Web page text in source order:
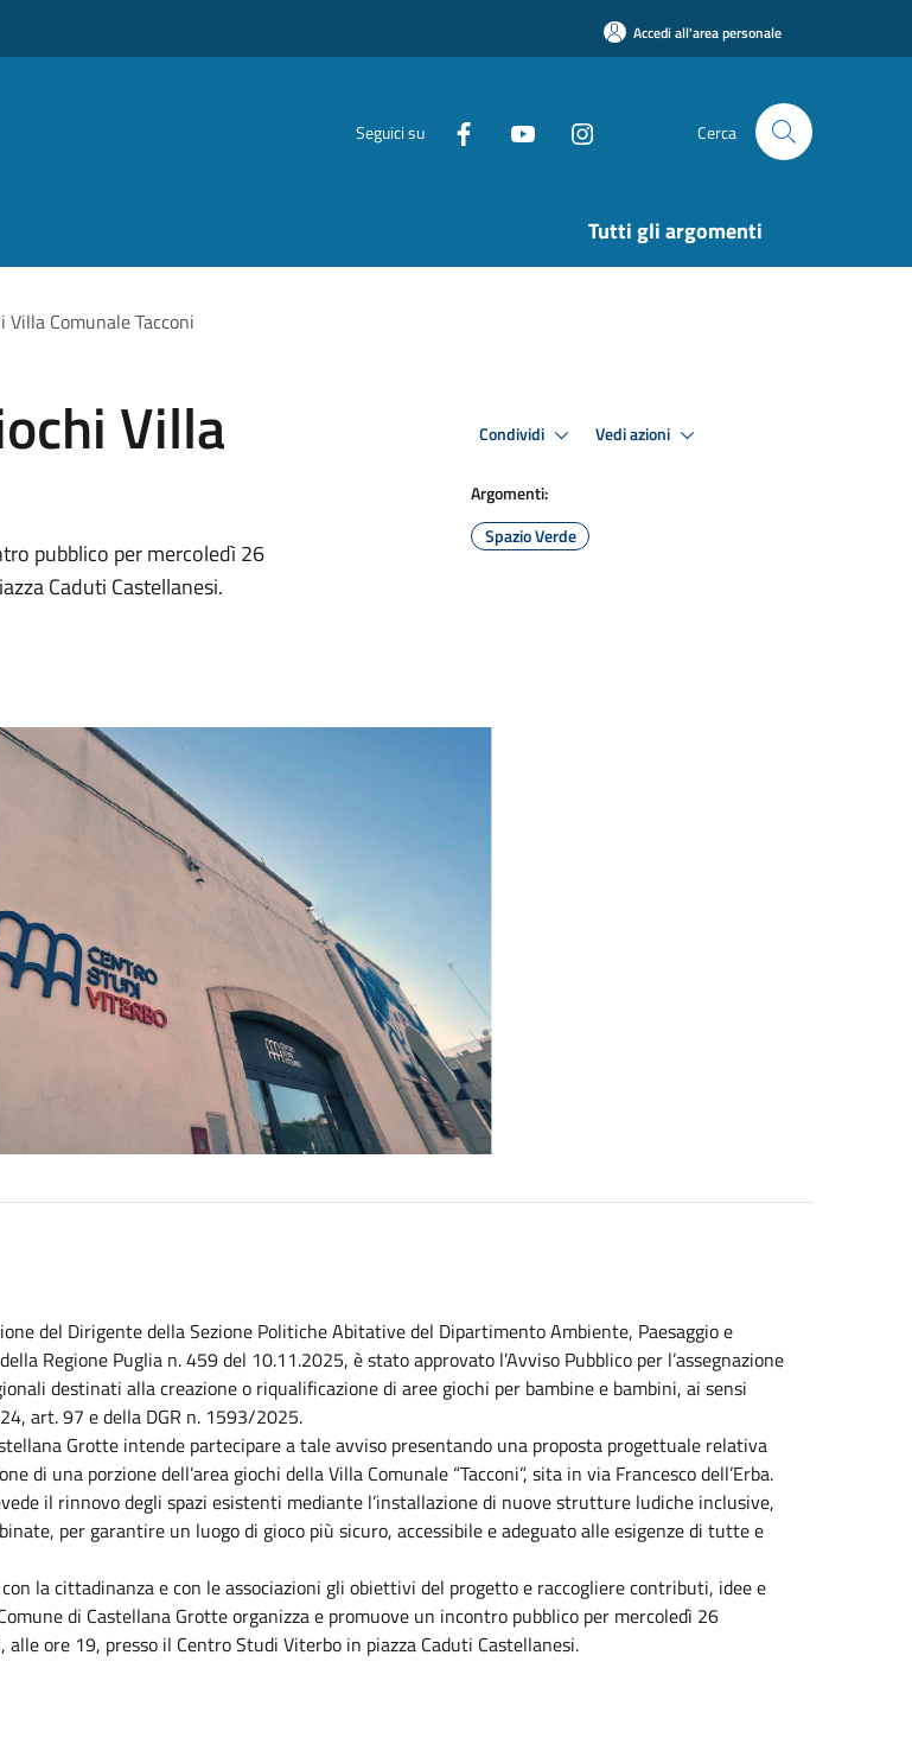
Accedi all'area personale
Seguici su Cerca
Tutti gli argomenti
Comunale Tacconi
Villa
pubblico per mercoledì 26
Caduti Castellanesi.
Condividi Vedi azioni
Argomenti:
Spazio Verde
del Dirigente della Sezione Politiche Abitative del Dipartimento Ambiente, Paesaggio e
Regione Puglia n. 459 del 10.11.2025, è stato approvato l’Avviso Pubblico per l’assegnazione
destinati alla creazione o riqualificazione di aree giochi per bambine e bambini, ai sensi
art. 97 e della DGR n. 1593/2025.
Grotte intende partecipare a tale avviso presentando una proposta progettuale relativa
di una porzione dell’area giochi della Villa Comunale “Tacconi”, sita in via Francesco dell’Erba.
il rinnovo degli spazi esistenti mediante l’installazione di nuove strutture ludiche inclusive,
per garantire un luogo di gioco più sicuro, accessibile e adeguato alle esigenze di tutte e
la cittadinanza e con le associazioni gli obiettivi del progetto e raccogliere contributi, idee e
di Castellana Grotte organizza e promuove un incontro pubblico per mercoledì 26
alle ore 19, presso il Centro Studi Viterbo in piazza Caduti Castellanesi.